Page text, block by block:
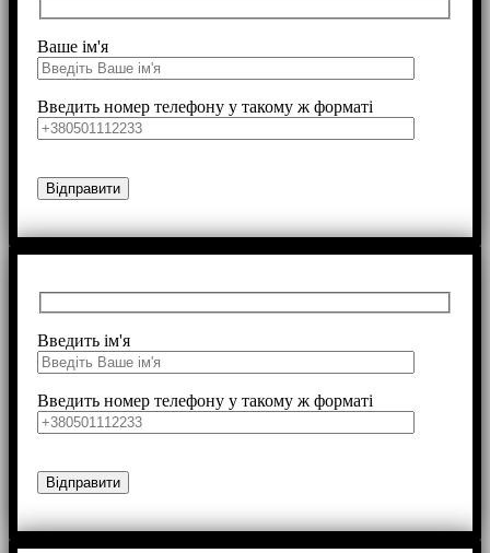
Ваше ім'я
Введить номер телефону у такому ж форматі
Введить ім'я
Введить номер телефону у такому ж форматі